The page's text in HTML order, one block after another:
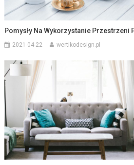
Pomysły Na Wykorzystanie Przestrzeni
2021-04-22 wertikodesign.pl